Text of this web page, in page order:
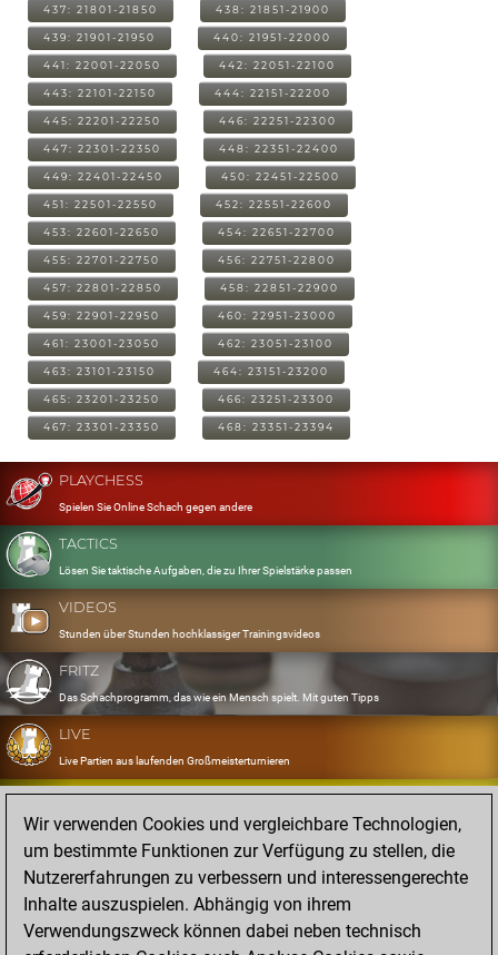
437: 21801-21850 438: 21851-21900
439: 21901-21950 440: 21951-22000
441: 22001-22050 442: 22051-22100
443: 22101-22150 444: 22151-22200
445: 22201-22250 446: 22251-22300
447: 22301-22350 448: 22351-22400
449: 22401-22450 450: 22451-22500
451: 22501-22550 452: 22551-22600
453: 22601-22650 454: 22651-22700
455: 22701-22750 456: 22751-22800
457: 22801-22850 458: 22851-22900
459: 22901-22950 460: 22951-23000
461: 23001-23050 462: 23051-23100
463: 23101-23150 464: 23151-23200
465: 23201-23250 466: 23251-23300
467: 23301-23350 468: 23351-23394
PLAYCHESS
Spielen Sie Online Schach gegen andere
TACTICS
Lösen Sie taktische Aufgaben, die zu Ihrer Spielstärke passen
VIDEOS
Stunden über Stunden hochklassiger Trainingsvideos
FRITZ
Das Schachprogramm, das wie ein Mensch spielt. Mit guten Tipps
LIVE
Live Partien aus laufenden Großmeisterturnieren
OPENINGS
Erfassen und Üben Sie Ihr Eröffnungsrepertoire
DATABASE
Acht Millionen starke Partien
MYGAMES
Speichern und analysieren Sie eigene Partien in der Cloud
Wir verwenden Cookies und vergleichbare Technologien,
um bestimmte Funktionen zur Verfügung zu stellen, die
Nutzererfahrungen zu verbessern und interessengerechte
Inhalte auszuspielen. Abhängig von ihrem
Verwendungszweck können dabei neben technisch